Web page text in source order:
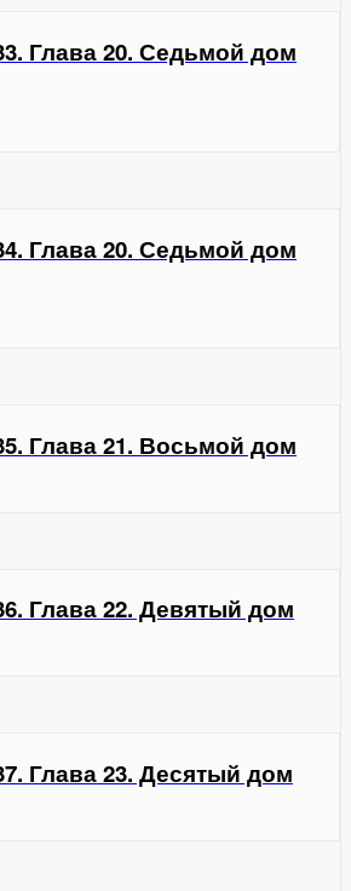
Глава 20. Седьмой дом
Глава 20. Седьмой дом
Глава 21. Восьмой дом
Глава 22. Девятый дом
Глава 23. Десятый дом